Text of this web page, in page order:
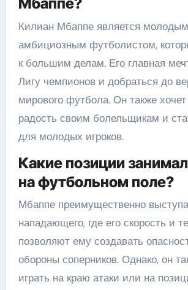
Килиан Мбаппе является
амбициозным футболистом,
к большим делам. Его главная
Лигу чемпионов и добраться до
мирового футбола. Он также
радость своим болельщикам и
для молодых игроков.
Какие позиции
на футбольном поле?
Мбаппе преимущественно
нападающего, где его скорость и
позволяют ему создавать
обороны соперников. Однако, он
играть на краю атаки или на